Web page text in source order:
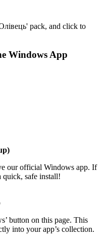
pack, and click to
Windows App
our official Windows app. If
quick, safe install!
button on this page. This
into your app’s collection.